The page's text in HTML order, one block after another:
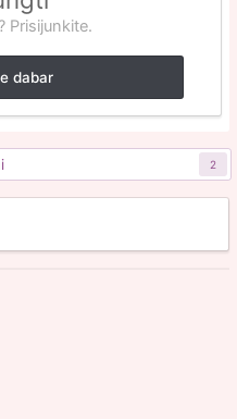
Prisijunkite.
dabar
2